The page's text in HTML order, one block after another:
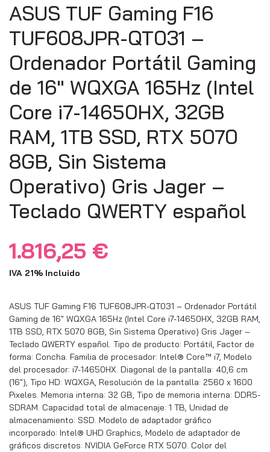
ASUS TUF Gaming F16
TUF608JPR-QT031 –
Ordenador Portátil Gaming
de 16″ WQXGA 165Hz (Intel
Core i7-14650HX, 32GB
RAM, 1TB SSD, RTX 5070
8GB, Sin Sistema
Operativo) Gris Jager –
Teclado QWERTY español
1.816,25 €
IVA 21% Incluido
ASUS TUF Gaming F16 TUF608JPR-QT031 – Ordenador Portátil
Gaming de 16″ WQXGA 165Hz (Intel Core i7-14650HX, 32GB RAM,
1TB SSD, RTX 5070 8GB, Sin Sistema Operativo) Gris Jager –
Teclado QWERTY español. Tipo de producto: Portátil, Factor de
forma: Concha. Familia de procesador: Intel® Core™ i7, Modelo
del procesador: i7-14650HX. Diagonal de la pantalla: 40,6 cm
(16″), Tipo HD: WQXGA, Resolución de la pantalla: 2560 x 1600
Pixeles. Memoria interna: 32 GB, Tipo de memoria interna: DDR5-
SDRAM. Capacidad total de almacenaje: 1 TB, Unidad de
almacenamiento: SSD. Modelo de adaptador gráfico
incorporado: Intel® UHD Graphics, Modelo de adaptador de
gráficos discretos: NVIDIA GeForce RTX 5070. Color del